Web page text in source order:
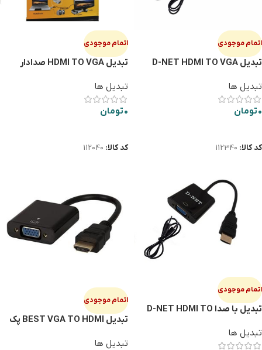
اتمام موجودی
تبدیل D-NET HDMI TO VGA
تبدیل ها
0تومان
کد کالا: 112340
اتمام موجودی
تبدیل HDMI TO VGA صدادار
تبدیل ها
0تومان
کد کالا: 112040
اتمام موجودی
تبدیل با صدا D-NET HDMI TO
تبدیل ها
اتمام موجودی
تبديل BEST VGA TO HDMI پك
تبدیل ها